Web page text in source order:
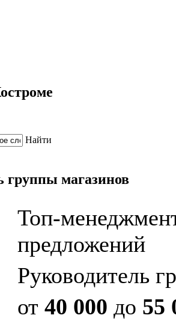
Найти
группы магазинов
Топ-
предложений
Руководитель
от 40 000 до 55